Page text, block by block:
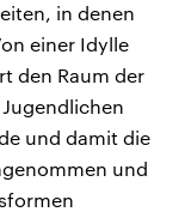
in denen
einer Idylle
den Raum der
und damit die
und